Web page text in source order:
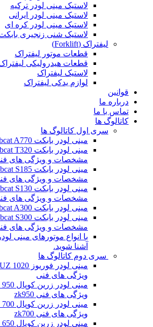
لاستیک مینی لودر ترکیه
لاستیک مینی لودر ایرانی
لاستیک مینی لودر کره ای
لاستیک شنی زنجیری
لیفتراک (Forklift)
قطعات موتور لیفتراک
قطعات هیدرولیکی
لاستیک لیفتراک
لوازم یدکی لیفتراک
قوانین
درباره ما
تماس با ما
کاتالوگ ها
سری اول کاتالوگ ها
مینی لودر بابکت Bobcat A770
مشخصات و ویژگی های
مشخصات و ویژگی های
مشخصات و ویژگی های
مینی لودر بابکت Bobcat A300
مشخصات و ویژگی های
با انواع موتورهای مینی
آشنا شوید.
سری دوم کاتالوگ ها
ویژگی های فنی
ویژگی های فنی zk950
ویژگی های فنی zk700